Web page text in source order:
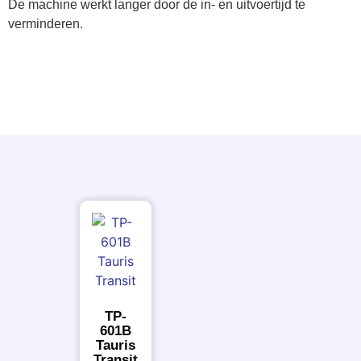
De machine werkt langer door de in- en uitvoertijd te
verminderen.
TP-
601B
Tauris